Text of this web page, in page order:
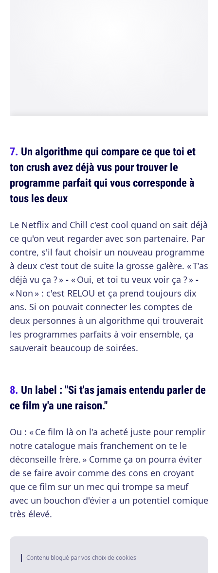
Un algorithme qui compare ce que toi et
ton crush avez déjà vus pour trouver le
programme parfait qui vous corresponde à
tous les deux
Le Netflix and Chill c'est cool quand on sait déjà
ce qu'on veut regarder avec son partenaire. Par
contre, s'il faut choisir un nouveau programme
à deux c'est tout de suite la grosse galère. « T'as
déjà vu ça ? » - « Oui, et toi tu veux voir ça ? » -
« Non » : c'est RELOU et ça prend toujours dix
ans. Si on pouvait connecter les comptes de
deux personnes à un algorithme qui trouverait
les programmes parfaits à voir ensemble, ça
sauverait beaucoup de soirées.
Un label : "Si t'as jamais entendu parler de
ce film y'a une raison."
Ou : « Ce film là on l'a acheté juste pour remplir
notre catalogue mais franchement on te le
déconseille frère. » Comme ça on pourra éviter
de se faire avoir comme des cons en croyant
que ce film sur un mec qui trompe sa meuf
avec un bouchon d'évier a un potentiel comique
très élevé.
Contenu bloqué par vos choix de cookies